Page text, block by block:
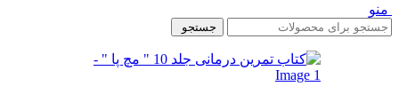
منو
جستجو